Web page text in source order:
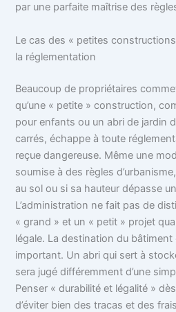
par une parfaite maîtrise des
Le cas des « petites
la réglementation
Beaucoup de propriétaires
qu’une « petite » construction,
pour enfants ou un abri de jardin
carrés, échappe à toute
reçue dangereuse. Même une
soumise à des règles
au sol ou si sa hauteur dépasse
L’administration ne fait pas de
« grand » et un « petit » projet
légale. La destination du
important. Un abri qui sert à
sera jugé différemment d’une
Penser « durabilité et légalité »
d’éviter bien des tracas et des